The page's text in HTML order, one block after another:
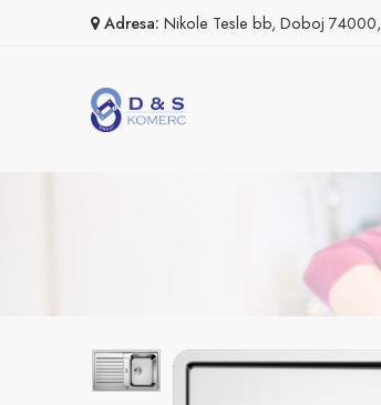
Adresa: Nikole Tesle bb, Doboj